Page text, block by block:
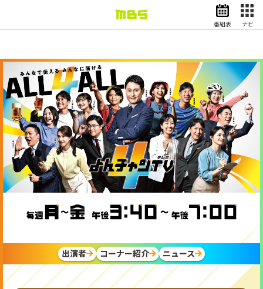
ドラマ
アニメ
スポーツ
動画イズム ニュース
天気・防災 イベント
映画 アナウンサー
グッズ
EN 検索 番組表
番組表 ナビ
よ
ん
チ
ャ
ン
TV
出演者 コーナー紹介 ニュース